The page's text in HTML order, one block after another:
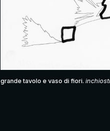
grande tavolo e vaso di fiori.